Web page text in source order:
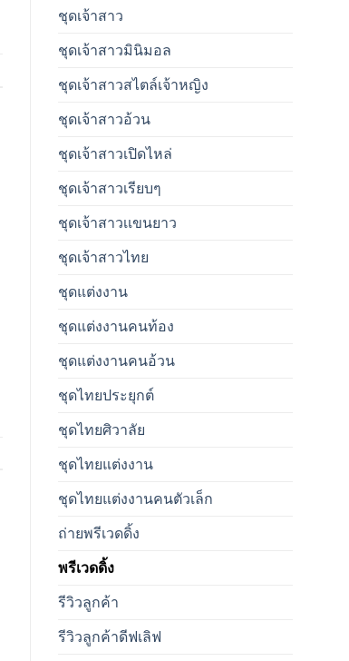
ชุดเจ้าสาว
ชุดเจ้าสาวมินิมอล
ชุดเจ้าสาวสไตล์เจ้าหญิง
ชุดเจ้าสาวอ้วน
ชุดเจ้าสาวเปิดไหล่
ชุดเจ้าสาวเรียบๆ
ชุดเจ้าสาวเเขนยาว
ชุดเจ้าสาวไทย
ชุดแต่งงาน
ชุดแต่งงานคนท้อง
ชุดแต่งงานคนอ้วน
ชุดไทยประยุกต์
ชุดไทยศิวาลัย
ชุดไทยแต่งงาน
ชุดไทยแต่งงานคนตัวเล็ก
ถ่ายพรีเวดดิ้ง
พรีเวดดิ้ง
รีวิวลูกค้า
รีวิวลูกค้าดีฟเลิฟ